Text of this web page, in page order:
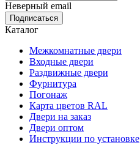
Неверный email
Каталог
Межкомнатные двери
Входные двери
Раздвижные двери
Фурнитура
Погонаж
Карта цветов RAL
Двери на заказ
Двери оптом
Инструкции по установке